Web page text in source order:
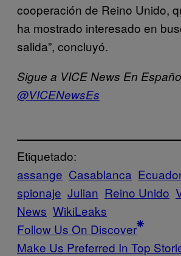
cooperación de Reino Unido,
ha mostrado interesado en
salida”, concluyó.
Sigue a VICE News En
@VICENewsEs
Etiquetado:
assange Casablanca
spionaje Julian Reino Unido
News WikiLeaks
Follow Us On Discover
Make Us Preferred In Top